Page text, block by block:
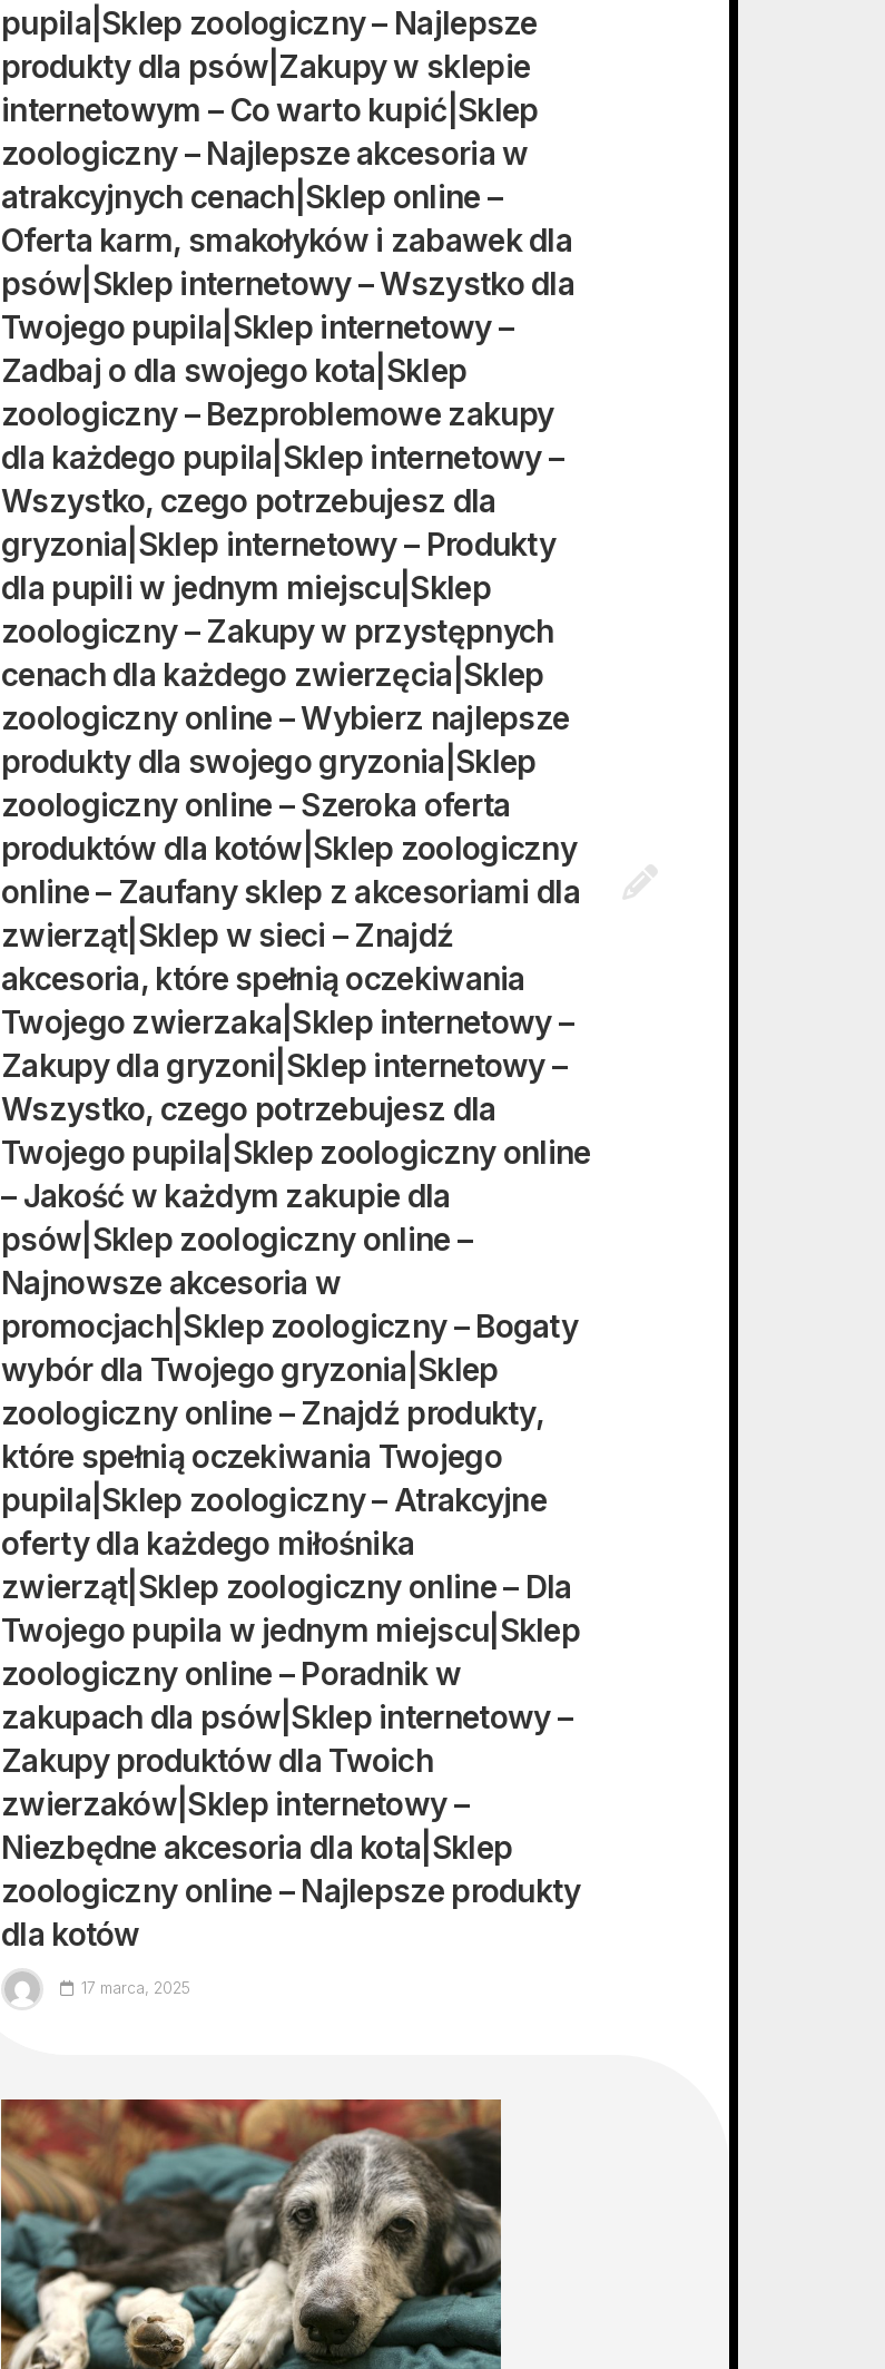
pupila|Sklep zoologiczny – Najlepsze
produkty dla psów|Zakupy w sklepie
internetowym – Co warto kupić|Sklep
zoologiczny – Najlepsze akcesoria w
atrakcyjnych cenach|Sklep online –
Oferta karm, smakołyków i zabawek dla
psów|Sklep internetowy – Wszystko dla
Twojego pupila|Sklep internetowy –
Zadbaj o dla swojego kota|Sklep
zoologiczny – Bezproblemowe zakupy
dla każdego pupila|Sklep internetowy –
Wszystko, czego potrzebujesz dla
gryzonia|Sklep internetowy – Produkty
dla pupili w jednym miejscu|Sklep
zoologiczny – Zakupy w przystępnych
cenach dla każdego zwierzęcia|Sklep
zoologiczny online – Wybierz najlepsze
produkty dla swojego gryzonia|Sklep
zoologiczny online – Szeroka oferta
produktów dla kotów|Sklep zoologiczny
online – Zaufany sklep z akcesoriami dla
zwierząt|Sklep w sieci – Znajdź
akcesoria, które spełnią oczekiwania
Twojego zwierzaka|Sklep internetowy –
Zakupy dla gryzoni|Sklep internetowy –
Wszystko, czego potrzebujesz dla
Twojego pupila|Sklep zoologiczny online
– Jakość w każdym zakupie dla
psów|Sklep zoologiczny online –
Najnowsze akcesoria w
promocjach|Sklep zoologiczny – Bogaty
wybór dla Twojego gryzonia|Sklep
zoologiczny online – Znajdź produkty,
które spełnią oczekiwania Twojego
pupila|Sklep zoologiczny – Atrakcyjne
oferty dla każdego miłośnika
zwierząt|Sklep zoologiczny online – Dla
Twojego pupila w jednym miejscu|Sklep
zoologiczny online – Poradnik w
zakupach dla psów|Sklep internetowy –
Zakupy produktów dla Twoich
zwierzaków|Sklep internetowy –
Niezbędne akcesoria dla kota|Sklep
zoologiczny online – Najlepsze produkty
dla kotów
17 marca, 2025